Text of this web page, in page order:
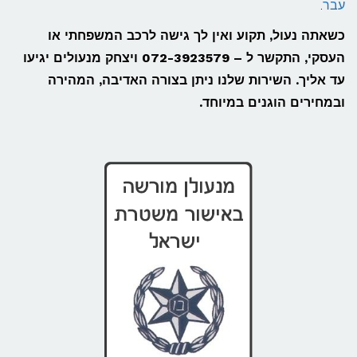
עבר.
כשאתה נעול, תקוע ואין לך גישה לרכב המשפחתי או
העסקי, התקשר ל – 072-3923579 ויצחק מנעולים יגיעו
עד אליך. השירות שלנו ניתן בצורה האדיבה, המהירה
ובמחירים הוגנים במיוחד.